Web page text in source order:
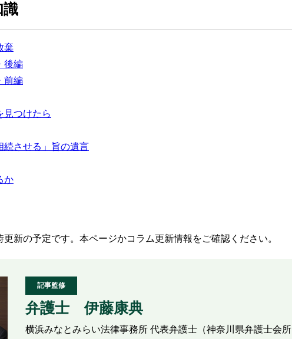
識
棄
後編
前編
見つけたら
続させる」旨の遺言
か
新の予定です。本ページかコラム更新情報をご確認ください。
記事監修
弁護士 伊藤康典
横浜みなとみらい法律事務所 代表弁護士（神奈川県弁護士会所